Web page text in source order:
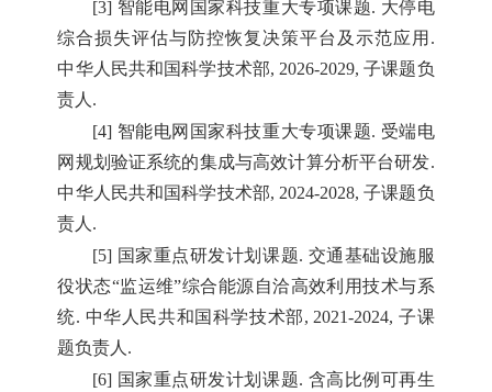
[3] 智能电网国家科技重大专项课题. 大停电
综合损失评估与防控恢复决策平台及示范应用.
中华人民共和国科学技术部, 2026-2029, 子课题负
责人.
[4] 智能电网国家科技重大专项课题. 受端电
网规划验证系统的集成与高效计算分析平台研发.
中华人民共和国科学技术部, 2024-2028, 子课题负
责人.
[5] 国家重点研发计划课题. 交通基础设施服
役状态“监运维”综合能源自洽高效利用技术与系
统. 中华人民共和国科学技术部, 2021-2024, 子课
题负责人.
[6] 国家重点研发计划课题. 含高比例可再生